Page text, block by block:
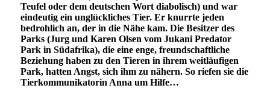
Teufel oder dem deutschen Wort diabolisch) und war
eindeutig ein unglückliches Tier. Er knurrte jeden
bedrohlich an, der in die Nähe kam. Die Besitzer des
Parks (Jurg und Karen Olsen vom Jukani Predator
Park in Südafrika), die eine enge, freundschaftliche
Beziehung haben zu den Tieren in ihrem weitläufigen
Park, hatten Angst, sich ihm zu nähern. So riefen sie die
Tierkommunikatorin Anna um Hilfe…